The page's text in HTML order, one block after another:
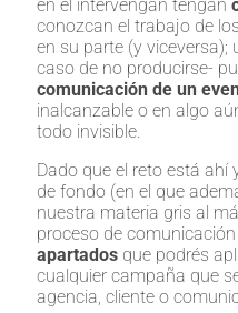
en él intervengan tengan
conozcan el trabajo de
en su parte (y viceversa);
caso de no producirse-
comunicación de un
inalcanzable o en algo
todo invisible.
Dado que el reto está ahí
de fondo (en el que
nuestra materia gris al
proceso de
apartados que podrés
cualquier campaña que
agencia, cliente o